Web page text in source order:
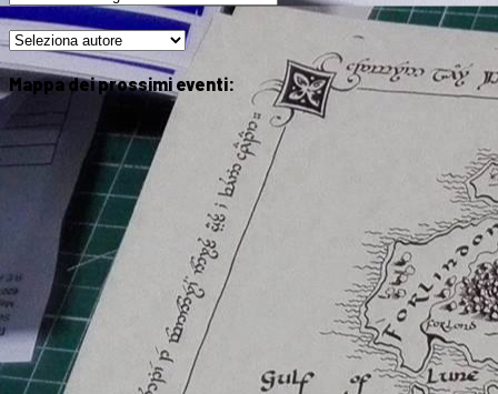
Mappa dei prossimi eventi: